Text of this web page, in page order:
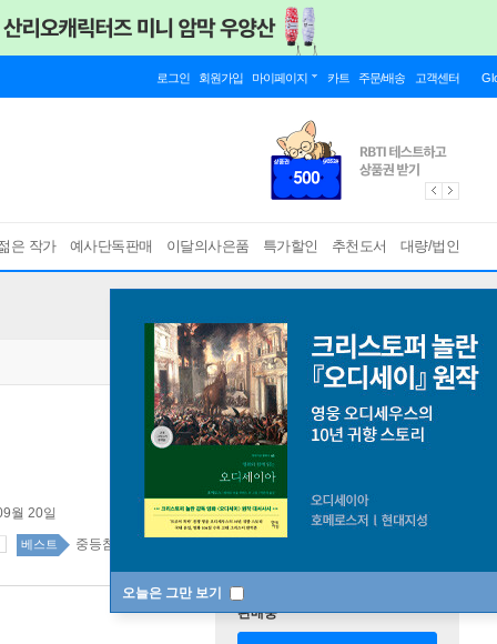
로그인 회원가입 마이페이지 카트 주문/배송 고객센터
은 작가 예사단독판매 이달의사은품 특가할인 추천도서 대량/법인
오늘은 그만 보기
월 20일
베스트 중등참고서 44위
판매중